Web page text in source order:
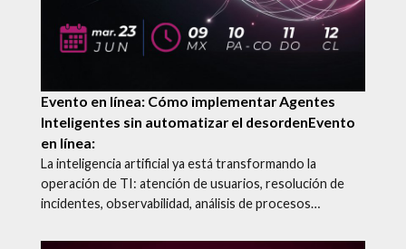
Evento en línea: Cómo implementar Agentes
Inteligentes sin automatizar el desordenEvento
en línea:
La inteligencia artificial ya está transformando la
operación de TI: atención de usuarios, resolución de
incidentes, observabilidad, análisis de procesos…